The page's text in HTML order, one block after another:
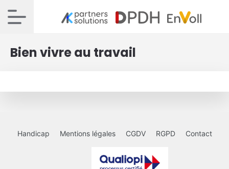
Bien vivre au travail
Handicap Mentions légales CGDV RGPD Contact